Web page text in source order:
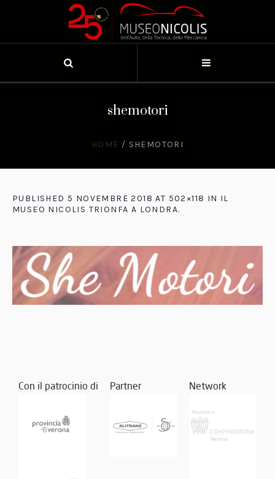
shemotori
HOME / SHEMOTORI
PUBLISHED 5 NOVEMBRE 2018 AT 502×118 IN IL
MUSEO NICOLIS TRIONFA A LONDRA.
Con il patrocinio di Partner Network